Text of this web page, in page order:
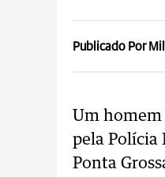
Publicado Por
Um
pela Polícia
Ponta